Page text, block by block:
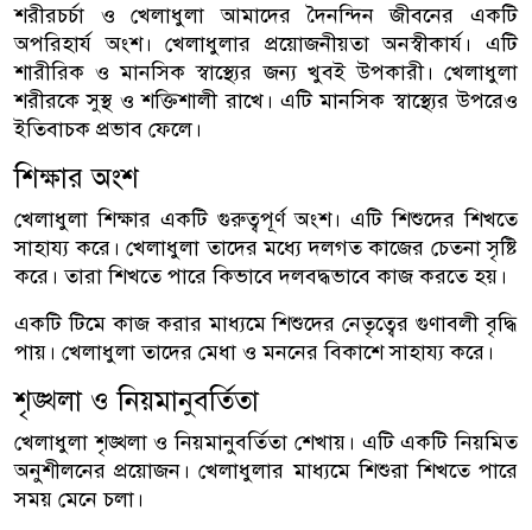
শরীরচর্চা ও খেলাধুলা আমাদের দৈনন্দিন জীবনের একটি
অপরিহার্য অংশ। খেলাধুলার প্রয়োজনীয়তা অনস্বীকার্য। এটি
শারীরিক ও মানসিক স্বাস্থ্যের জন্য খুবই উপকারী। খেলাধুলা
শরীরকে সুস্থ ও শক্তিশালী রাখে। এটি মানসিক স্বাস্থ্যের উপরেও
ইতিবাচক প্রভাব ফেলে।
শিক্ষার অংশ
খেলাধুলা শিক্ষার একটি গুরুত্বপূর্ণ অংশ। এটি শিশুদের শিখতে
সাহায্য করে। খেলাধুলা তাদের মধ্যে দলগত কাজের চেতনা সৃষ্টি
করে। তারা শিখতে পারে কিভাবে দলবদ্ধভাবে কাজ করতে হয়।
একটি টিমে কাজ করার মাধ্যমে শিশুদের নেতৃত্বের গুণাবলী বৃদ্ধি
পায়। খেলাধুলা তাদের মেধা ও মননের বিকাশে সাহায্য করে।
শৃঙ্খলা ও নিয়মানুবর্তিতা
খেলাধুলা শৃঙ্খলা ও নিয়মানুবর্তিতা শেখায়। এটি একটি নিয়মিত
অনুশীলনের প্রয়োজন। খেলাধুলার মাধ্যমে শিশুরা শিখতে পারে
সময় মেনে চলা।